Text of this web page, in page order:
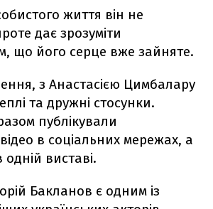
життя він не
дає зрозуміти
що його серце вже зайняте.
з Анастасією Цимбалару
та дружні стосунки.
публікували
в соціальних мережах, а
виставі.
Бакланов є одним із